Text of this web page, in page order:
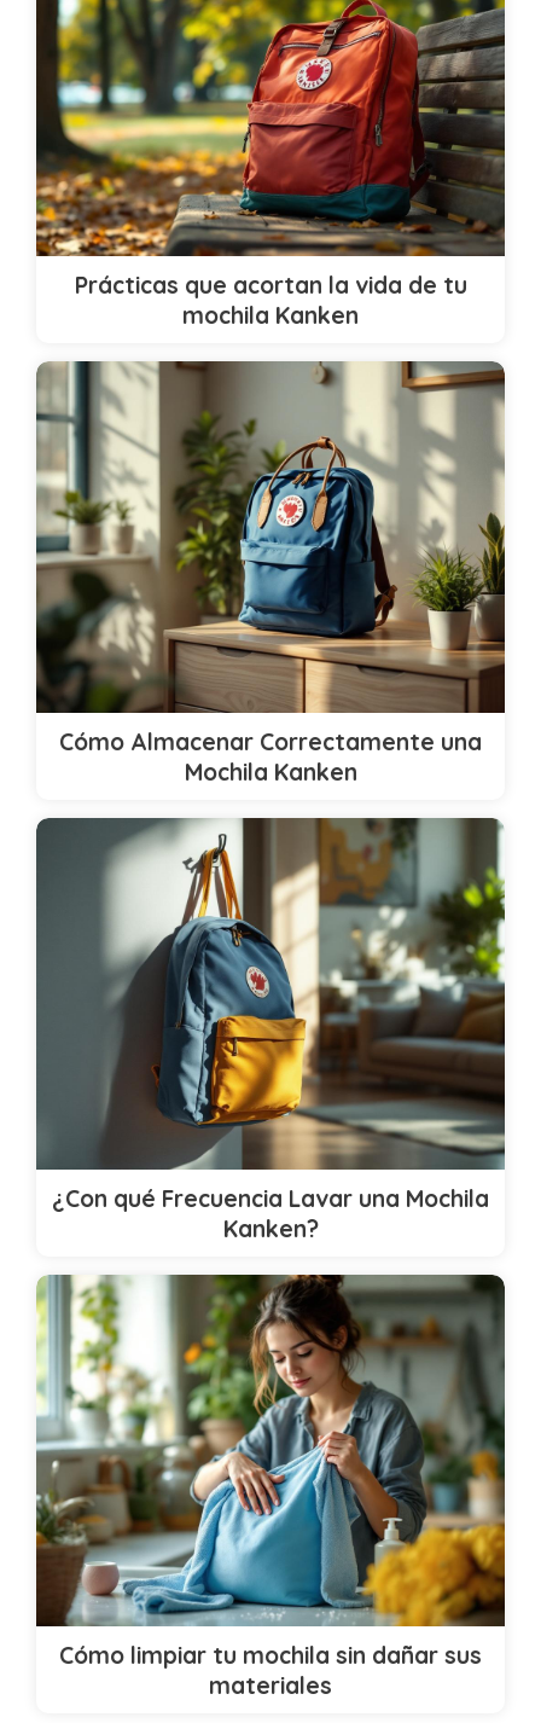
Prácticas que acortan la vida de tu
mochila Kanken
Cómo Almacenar Correctamente una
Mochila Kanken
¿Con qué Frecuencia Lavar una Mochila
Kanken?
Cómo limpiar tu mochila sin dañar sus
materiales